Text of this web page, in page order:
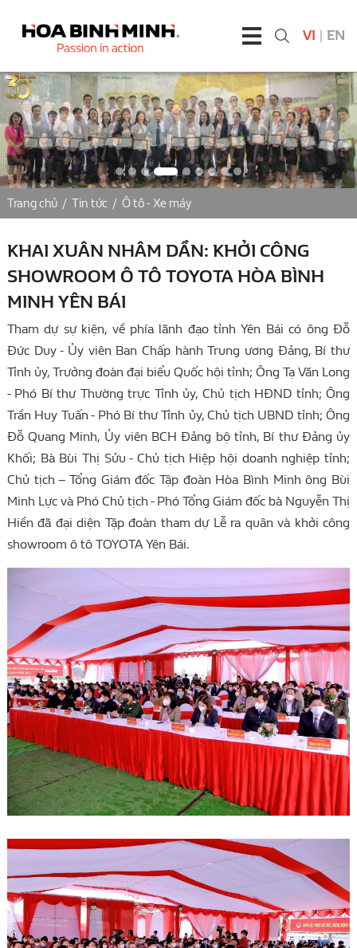
VI | EN
Trang chủ/ Tin tức/ Ô tô - Xe máy
KHAI XUÂN NHÂM DẦN: KHỞI CÔNG
SHOWROOM Ô TÔ TOYOTA HÒA BÌNH
MINH YÊN BÁI
Tham dự sự kiện, về phía lãnh đạo tỉnh Yên Bái có ông Đỗ
Đức Duy - Ủy viên Ban Chấp hành Trung ương Đảng, Bí thư
Tỉnh ủy, Trưởng đoàn đại biểu Quốc hội tỉnh; Ông Tạ Văn Long
- Phó Bí thư Thường trực Tỉnh ủy, Chủ tịch HĐND tỉnh; Ông
Trần Huy Tuấn - Phó Bí thư Tỉnh ủy, Chủ tịch UBND tỉnh; Ông
Đỗ Quang Minh, Ủy viên BCH Đảng bộ tỉnh, Bí thư Đảng ủy
Khối; Bà Bùi Thị Sửu - Chủ tịch Hiệp hội doanh nghiệp tỉnh;
Chủ tịch – Tổng Giám đốc Tập đoàn Hòa Bình Minh ông Bùi
Minh Lực và Phó Chủ tịch - Phó Tổng Giám đốc bà Nguyễn Thị
Hiền đã đại diện Tập đoàn tham dự Lễ ra quân và khởi công
showroom ô tô TOYOTA Yên Bái.